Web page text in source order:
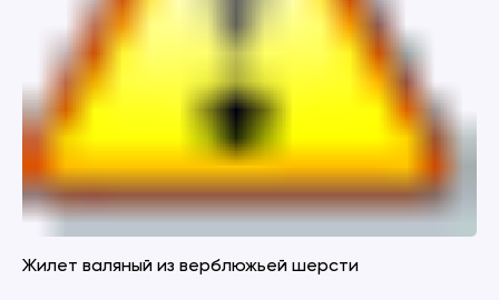
Жилет валяный из верблюжьей шерсти